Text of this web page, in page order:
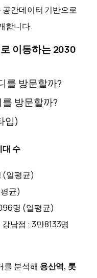
간데이터 기반으로
합니다.​​
이동하는 2030
방문할까?
입)
수
(일평균)
균)
명 (일평균)
남점 : 3만8133명
를 분석해 용산역, 롯